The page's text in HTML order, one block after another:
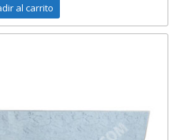
al carrito